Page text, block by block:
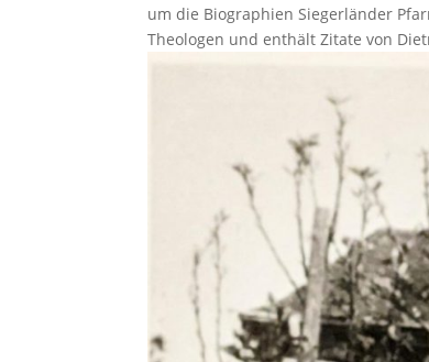
um die Biographien Siegerländer
Theologen und enthält Zitate von